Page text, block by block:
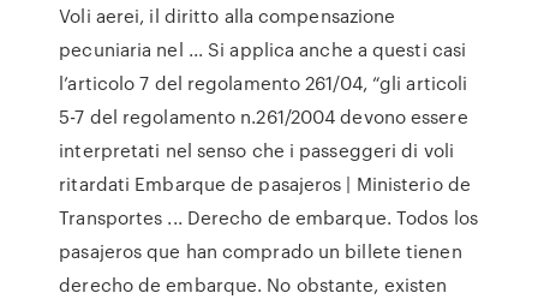
Voli aerei, il diritto alla compensazione
pecuniaria nel ... Si applica anche a questi casi
l’articolo 7 del regolamento 261/04, “gli articoli
5-7 del regolamento n.261/2004 devono essere
interpretati nel senso che i passeggeri di voli
ritardati Embarque de pasajeros | Ministerio de
Transportes ... Derecho de embarque. Todos los
pasajeros que han comprado un billete tienen
derecho de embarque. No obstante, existen